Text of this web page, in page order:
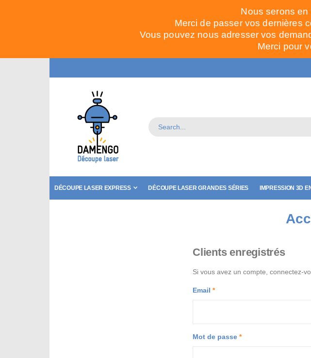
Nous serons
Merci de passer vos dernières
Vous pouvez nous adresser vos
Merci pour
DÉCOUPE LASER EXPRESS DÉCOUPE LASER GRANDES SÉRIES IMPRESSION 3D
Clients enregistrés
Si vous avez un compte, connectez-
Email
Mot de passe